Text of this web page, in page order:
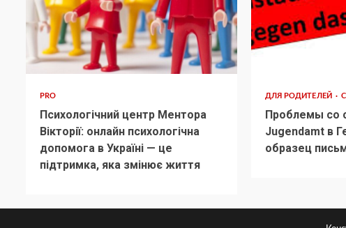
PRO
Психологічний центр Ментора
Вікторії: онлайн психологічна
допомога в Україні — це
підтримка, яка змінює життя
ДЛЯ РОДИТЕЛЕЙ
Проблемы со
Jugendamt в
образец